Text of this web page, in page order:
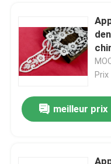
de
meilleur prix